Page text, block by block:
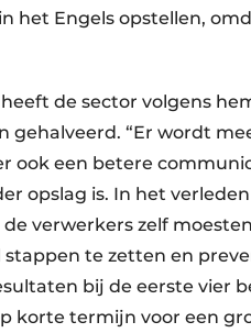
het Engels opstellen,
de sector volgens
gehalveerd. “Er wordt
ook een betere
opslag is. In het
verwerkers zelf
stappen te zetten en
bij de eerste vier
korte termijn voor een